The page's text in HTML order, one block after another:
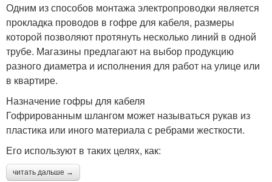
Одним из способов монтажа электропроводки является
прокладка проводов в гофре для кабеля, размеры
которой позволяют протянуть несколько линий в одной
трубе. Магазины предлагают на выбор продукцию
разного диаметра и исполнения для работ на улице или
в квартире.
Назначение гофры для кабеля
Гофрированным шлангом может называться рукав из
пластика или иного материала с ребрами жесткости.
Его используют в таких целях, как:
читать дальше →